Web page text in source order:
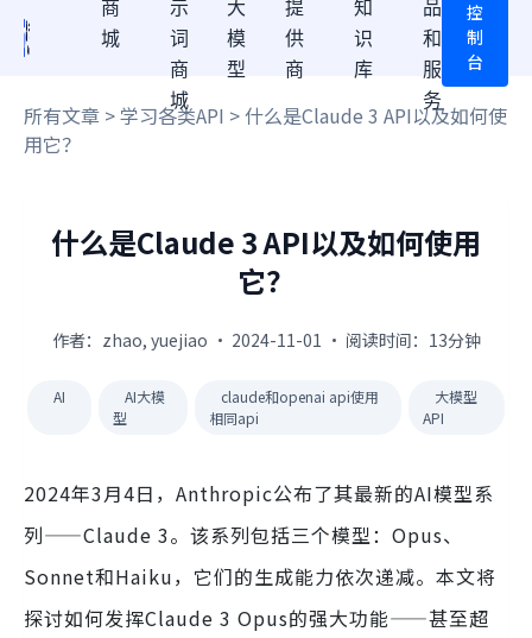
商
城
示
词
商
城
大
模
型
提
供
商
知
识
库
品
和
服
务
控
制
台
所有文章 >学习各类API > 什么是Claude 3 API以及如何使
用它？
什么是Claude 3 API以及如何使用
它？
作者：zhao, yuejiao · 2024-11-01 · 阅读时间：13分钟
AI
AI大模
型
claude和openai api使用
相同api
大模型
API
2024年3月4日，Anthropic公布了其最新的AI模型系
列——Claude 3。该系列包括三个模型：Opus、
Sonnet和Haiku，它们的生成能力依次递减。本文将
探讨如何发挥Claude 3 Opus的强大功能——甚至超